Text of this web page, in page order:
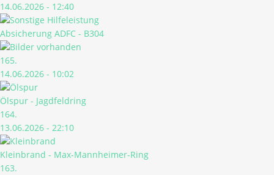
14.06.2026 - 12:40
Absicherung ADFC - B304
165.
14.06.2026 - 10:02
Ölspur - Jagdfeldring
164.
13.06.2026 - 22:10
Kleinbrand - Max-Mannheimer-Ring
163.